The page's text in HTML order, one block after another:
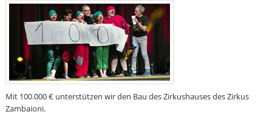
Mit 100.000 € unterstützen wir den Bau des Zirkushauses des Zirkus
Zambaioni.